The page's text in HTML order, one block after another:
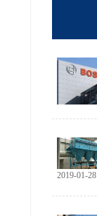
2019-01-28